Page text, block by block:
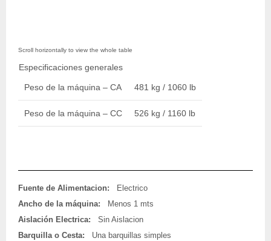
Especificaciones generales
Peso de la máquina – CA 481 kg / 1060 lb
Peso de la máquina – CC 526 kg / 1160 lb
Fuente de Alimentacion:
Electrico
Ancho de la máquina:
Menos 1 mts
Aislación Electrica:
Sin Aislacion
Barquilla o Cesta:
Una barquillas simples